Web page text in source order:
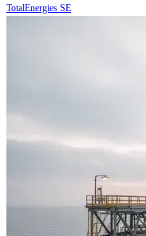
TotalEnergies SE